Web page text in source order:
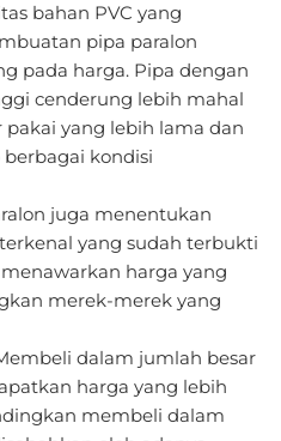
bahan PVC yang
pipa paralon
pada harga. Pipa dengan
cenderung lebih mahal
yang lebih lama dan
kondisi
juga menentukan
yang sudah terbukti
harga yang
merek-merek yang
dalam jumlah besar
harga yang lebih
membeli dalam